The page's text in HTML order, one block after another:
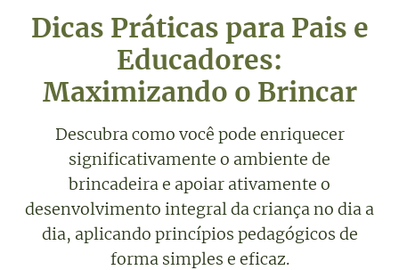
Dicas Práticas para Pais e
Educadores:
Maximizando o Brincar
Descubra como você pode enriquecer
significativamente o ambiente de
brincadeira e apoiar ativamente o
desenvolvimento integral da criança no dia a
dia, aplicando princípios pedagógicos de
forma simples e eficaz.